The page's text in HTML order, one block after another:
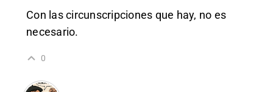
Con las circunscripciones que hay, no es
necesario.
0